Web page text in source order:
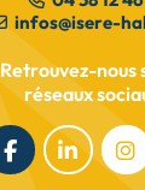
infos@isere-
Retrouvez-nous
réseaux